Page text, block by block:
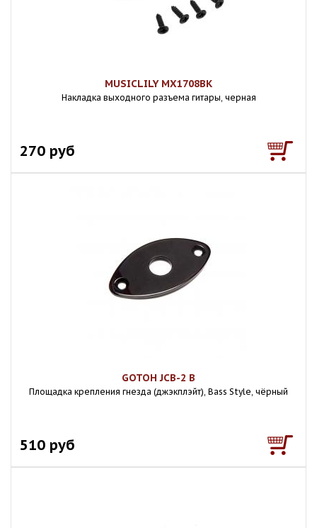
MUSICLILY MX1708BK
Накладка выходного разъема гитары, черная
270 руб
GOTOH JCB-2 B
Площадка крепления гнезда (джэкплэйт), Bass Style, чёрный
510 руб